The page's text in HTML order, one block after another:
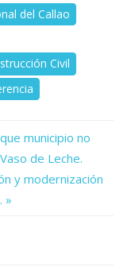
del Callao
Civil
municipio no
de Leche.
y modernización